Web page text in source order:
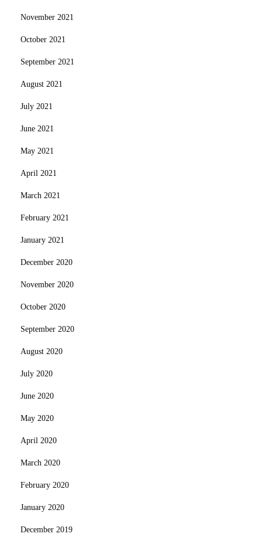
November 2021
October 2021
September 2021
August 2021
July 2021
June 2021
May 2021
April 2021
March 2021
February 2021
January 2021
December 2020
November 2020
October 2020
September 2020
August 2020
July 2020
June 2020
May 2020
April 2020
March 2020
February 2020
January 2020
December 2019